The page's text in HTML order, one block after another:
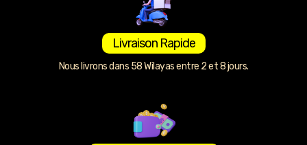
Livraison Rapide
Nous livrons dans 58 Wilayas entre 2 et 8 jours.